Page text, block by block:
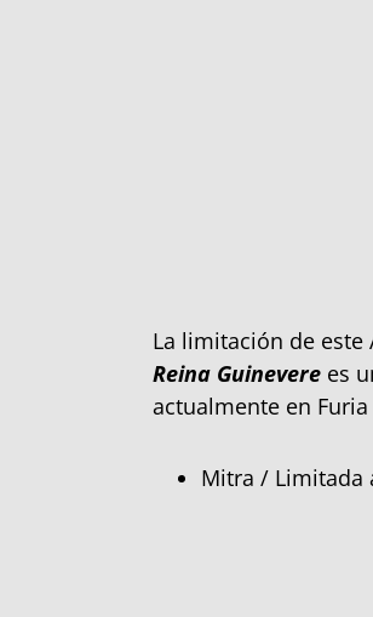
La limitación de
Reina Guinevere es
actualmente en
Mitra / Limitada